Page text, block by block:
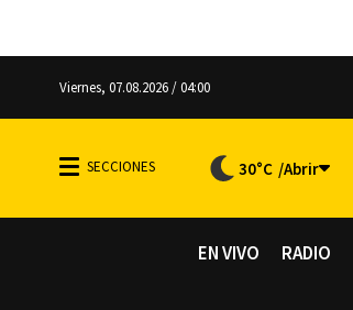
Viernes, 07.08.2026 / 04:00
30°C
EN VIVO RADIO